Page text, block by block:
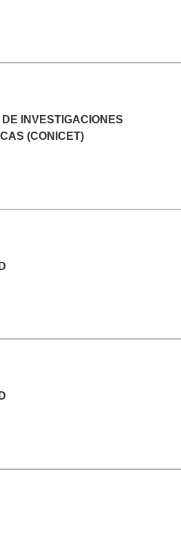
INVESTIGACIONES
(CONICET)